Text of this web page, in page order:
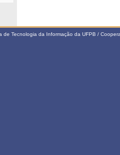
de Tecnologia da Informação da UFPB /